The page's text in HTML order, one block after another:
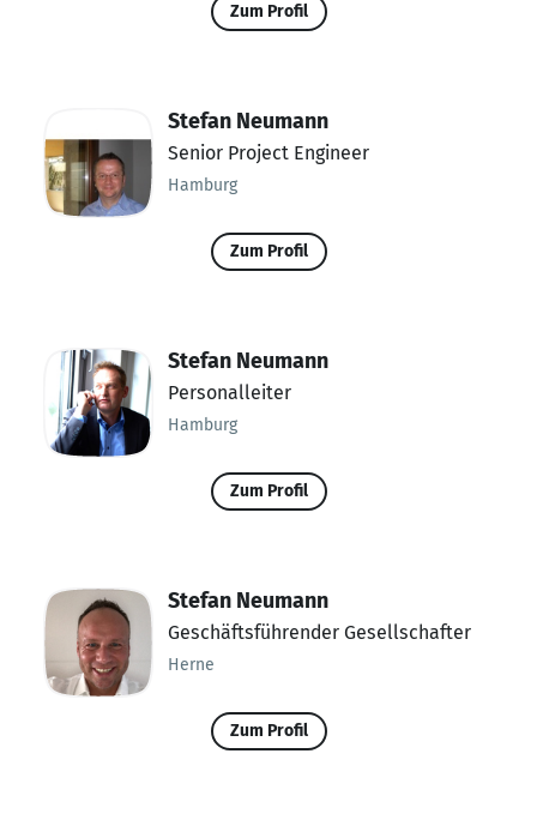
Zum Profil
Stefan Neumann
Senior Project Engineer
Hamburg
Zum Profil
Stefan Neumann
Personalleiter
Hamburg
Zum Profil
Stefan Neumann
Geschäftsführender Gesellschafter
Herne
Zum Profil